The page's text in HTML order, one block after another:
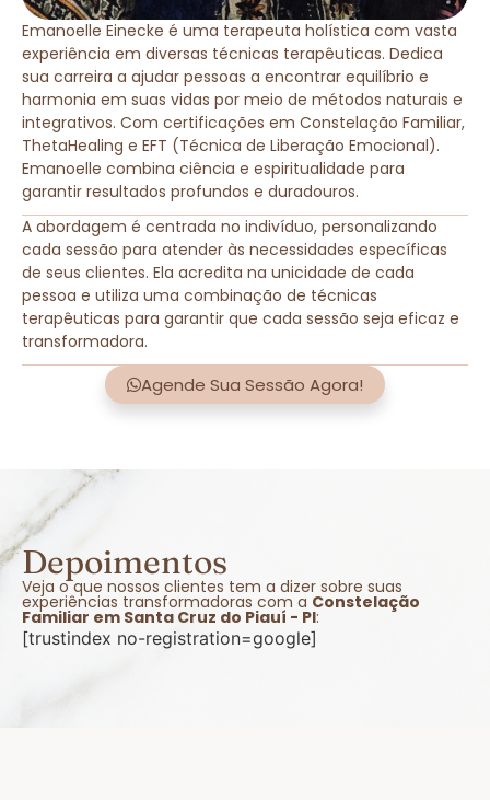
Emanoelle Einecke é uma terapeuta holística com vasta
experiência em diversas técnicas terapêuticas. Dedica
sua carreira a ajudar pessoas a encontrar equilíbrio e
harmonia em suas vidas por meio de métodos naturais e
integrativos. Com certificações em Constelação Familiar,
ThetaHealing e EFT (Técnica de Liberação Emocional).
Emanoelle combina ciência e espiritualidade para
garantir resultados profundos e duradouros.
A abordagem é centrada no indivíduo, personalizando
cada sessão para atender às necessidades específicas
de seus clientes. Ela acredita na unicidade de cada
pessoa e utiliza uma combinação de técnicas
terapêuticas para garantir que cada sessão seja eficaz e
transformadora.
Agende Sua Sessão Agora!
Depoimentos
Veja o que nossos clientes tem a dizer sobre suas
experiências transformadoras com a Constelação
Familiar em Santa Cruz do Piauí - PI:
[trustindex no-registration=google]